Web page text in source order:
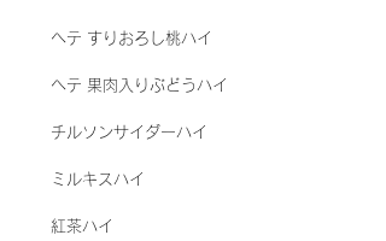
ヘテ すりおろし桃ハイ
ヘテ 果肉入りぶどうハイ
チルソンサイダーハイ
ミルキスハイ
紅茶ハイ